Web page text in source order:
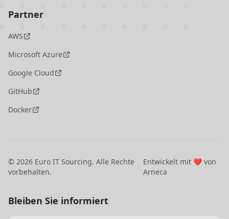
Partner
AWS
Microsoft Azure
Google Cloud
GitHub
Docker
© 2026 Euro IT Sourcing. Alle Rechte
vorbehalten.
Entwickelt mit ❤️ von
Arneca
Bleiben Sie informiert